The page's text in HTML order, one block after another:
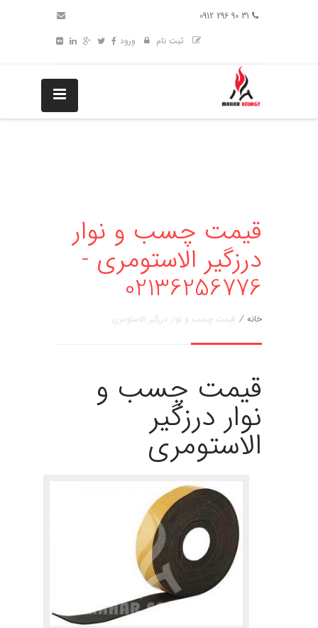
ثبت نام
ورود
قیمت چسب و نوار
درزگیر الاستومری -
02136256776
خانه / قیمت چسب و نوار درزگیر الاستومری
قیمت چسب و
نوار درزگیر
الاستومری